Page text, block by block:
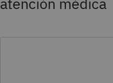
atención médica